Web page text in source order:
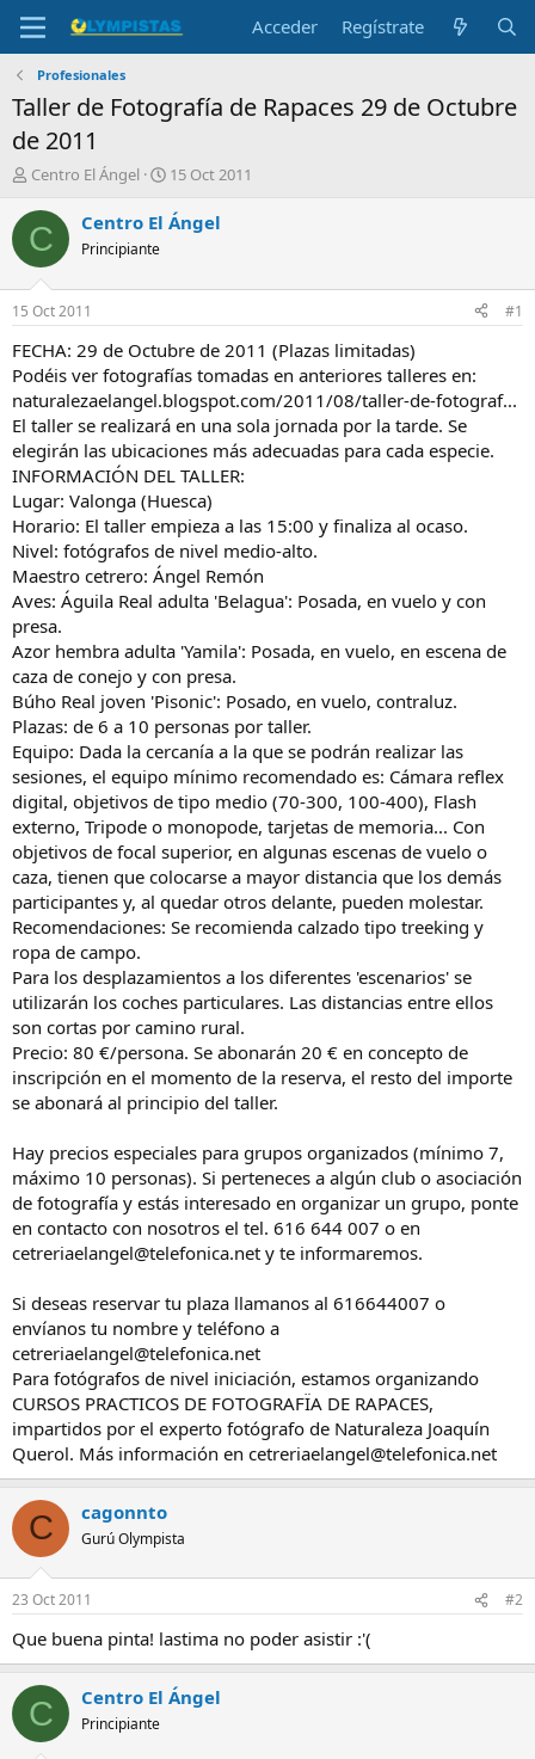
Acceder Regístrate
Profesionales
Taller de Fotografía de Rapaces 29 de Octubre
de 2011
I
i
c
a
d
o
r
e
l
t
e
m
a
Centro El Ángel
F
c
i
n
i
c
i
o
15 Oct 2011
C Centro El Ángel
Principiante
15 Oct 2011 #1
FECHA: 29 de Octubre de 2011 (Plazas limitadas)
Podéis ver fotografías tomadas en anteriores talleres en:
naturalezaelangel.blogspot.com/2011/08/taller-de-fotograf...
El taller se realizará en una sola jornada por la tarde. Se
elegirán las ubicaciones más adecuadas para cada especie.
INFORMACIÓN DEL TALLER:
Lugar: Valonga (Huesca)
Horario: El taller empieza a las 15:00 y finaliza al ocaso.
Nivel: fotógrafos de nivel medio-alto.
Maestro cetrero: Ángel Remón
Aves: Águila Real adulta 'Belagua': Posada, en vuelo y con
presa.
Azor hembra adulta 'Yamila': Posada, en vuelo, en escena de
caza de conejo y con presa.
Búho Real joven 'Pisonic': Posado, en vuelo, contraluz.
Plazas: de 6 a 10 personas por taller.
Equipo: Dada la cercanía a la que se podrán realizar las
sesiones, el equipo mínimo recomendado es: Cámara reflex
digital, objetivos de tipo medio (70-300, 100-400), Flash
externo, Tripode o monopode, tarjetas de memoria... Con
objetivos de focal superior, en algunas escenas de vuelo o
caza, tienen que colocarse a mayor distancia que los demás
participantes y, al quedar otros delante, pueden molestar.
Recomendaciones: Se recomienda calzado tipo treeking y
ropa de campo.
Para los desplazamientos a los diferentes 'escenarios' se
utilizarán los coches particulares. Las distancias entre ellos
son cortas por camino rural.
Precio: 80 €/persona. Se abonarán 20 € en concepto de
inscripción en el momento de la reserva, el resto del importe
se abonará al principio del taller.
Hay precios especiales para grupos organizados (mínimo 7,
máximo 10 personas). Si perteneces a algún club o asociación
de fotografía y estás interesado en organizar un grupo, ponte
en contacto con nosotros el tel. 616 644 007 o en
cetreriaelangel@telefonica.net y te informaremos.
Si deseas reservar tu plaza llamanos al 616644007 o
envíanos tu nombre y teléfono a
cetreriaelangel@telefonica.net
Para fotógrafos de nivel iniciación, estamos organizando
CURSOS PRACTICOS DE FOTOGRAFÏA DE RAPACES,
impartidos por el experto fotógrafo de Naturaleza Joaquín
Querol. Más información en cetreriaelangel@telefonica.net
C cagonnto
Gurú Olympista
23 Oct 2011 #2
Que buena pinta! lastima no poder asistir :'(
C Centro El Ángel
Principiante